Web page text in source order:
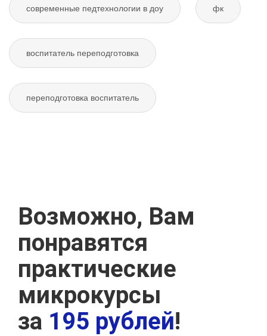
современные педтехнологии в доу фк
воспитатель переподготовка
переподготовка воспитатель
Возможно, Вам
понравятся
практические
микрокурсы
за 195 рублей!